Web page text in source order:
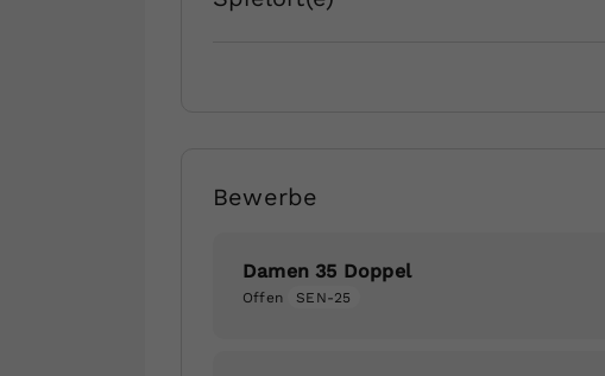
Bewerbe
Damen 35 Doppel
Offen SEN-25